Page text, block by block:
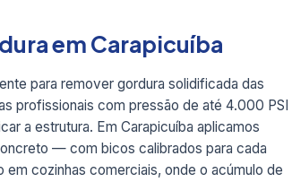
em Carapicuíba
para remover gordura solidificada das
profissionais com pressão de até 4.000 PSI
a estrutura. Em Carapicuíba aplicamos
— com bicos calibrados para cada
cozinhas comerciais, onde o acúmulo de